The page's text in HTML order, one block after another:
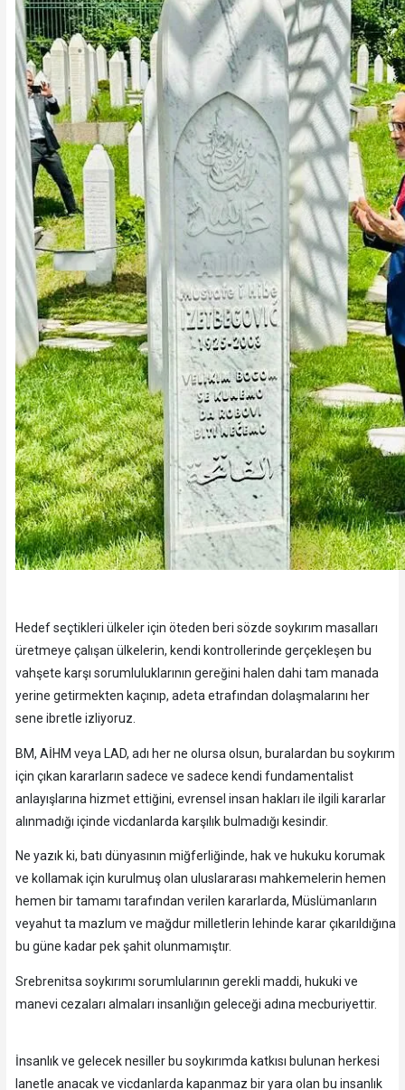
Hedef seçtikleri ülkeler için öteden beri sözde soykırım masalları
üretmeye çalışan ülkelerin, kendi kontrollerinde gerçekleşen bu
vahşete karşı sorumluluklarının gereğini halen dahi tam manada
yerine getirmekten kaçınıp, adeta etrafından dolaşmalarını her
sene ibretle izliyoruz.
BM, AİHM veya LAD, adı her ne olursa olsun, buralardan bu soykırım
için çıkan kararların sadece ve sadece kendi fundamentalist
anlayışlarına hizmet ettiğini, evrensel insan hakları ile ilgili kararlar
alınmadığı içinde vicdanlarda karşılık bulmadığı kesindir.
Ne yazık ki, batı dünyasının miğferliğinde, hak ve hukuku korumak
ve kollamak için kurulmuş olan uluslararası mahkemelerin hemen
hemen bir tamamı tarafından verilen kararlarda, Müslümanların
veyahut ta mazlum ve mağdur milletlerin lehinde karar çıkarıldığına
bu güne kadar pek şahit olunmamıştır.
Srebrenitsa soykırımı sorumlularının gerekli maddi, hukuki ve
manevi cezaları almaları insanlığın geleceği adına mecburiyettir.
İnsanlık ve gelecek nesiller bu soykırımda katkısı bulunan herkesi
lanetle anacak ve vicdanlarda kapanmaz bir yara olan bu insanlık